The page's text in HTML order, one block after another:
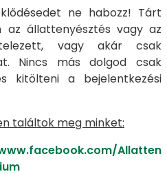
ne habozz! Tárt
az állattenyésztés vagy az
vagy akár csak
Nincs más dolgod csak
kitölteni a bejelentkezési
találtok meg minket:
Allatten